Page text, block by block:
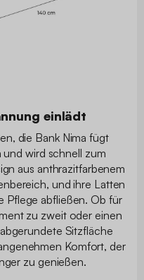
einlädt
die Bank Nima fügt
wird schnell zum
aus anthrazitfarbenem
und ihre Latten
Pflege abfließen. Ob für
zu zweit oder einen
Sitzfläche
Komfort, der
zu genießen.